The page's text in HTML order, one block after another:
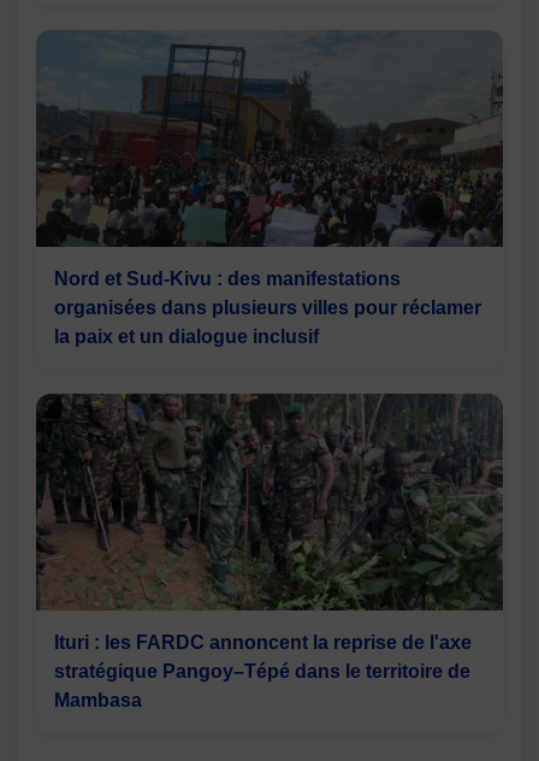
Nord et Sud-Kivu : des manifestations
organisées dans plusieurs villes pour réclamer
la paix et un dialogue inclusif
Ituri : les FARDC annoncent la reprise de l'axe
stratégique Pangoy–Tépé dans le territoire de
Mambasa